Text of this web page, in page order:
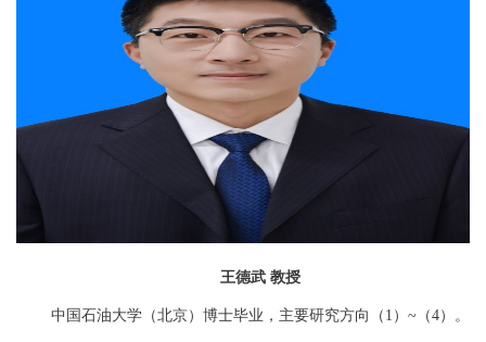
王德武 教授
中国石油大学（北京）博士毕业，主要研究方向（ 1 ） ~ （4）。